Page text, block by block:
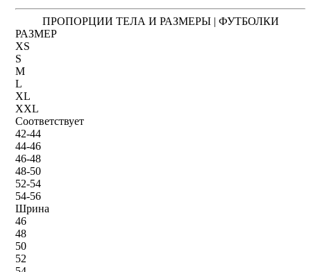
ПРОПОРЦИИ ТЕЛА И РАЗМЕРЫ | ФУТБОЛКИ
РАЗМЕР
XS
S
M
L
XL
XXL
Соответствует
42-44
44-46
46-48
48-50
52-54
54-56
Шрина
46
48
50
52